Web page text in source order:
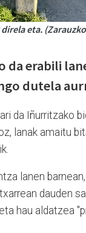
eta.
da erabili
dutela
da Iñurritzako
lanak amaitu
lanen
dauden
hau aldatzea